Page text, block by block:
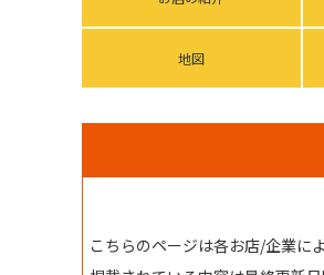
地図
こちらのページは各お店/企業に